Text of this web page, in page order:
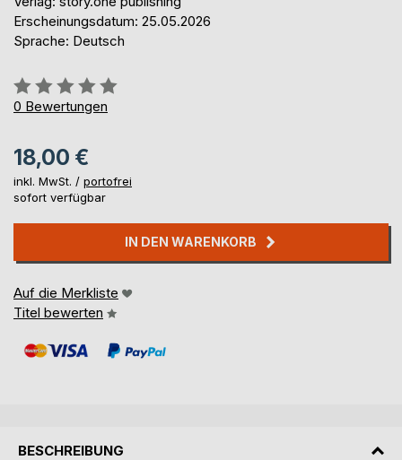
Erscheinungsdatum: 25.05.2026
Sprache: Deutsch
Bewertung::
0%
0 Bewertungen
18,00 €
inkl. MwSt. / portofrei
sofort verfügbar
IN DEN WARENKORB
Auf die Merkliste
Titel bewerten
BESCHREIBUNG